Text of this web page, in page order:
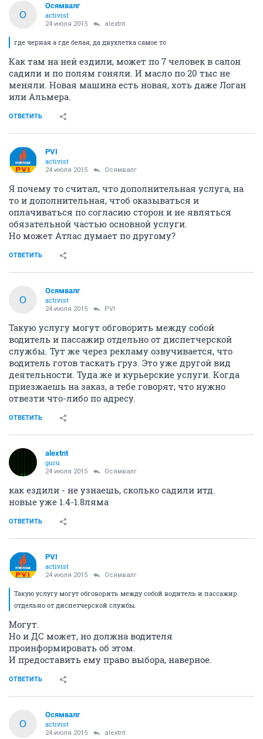
О
Осямвалг
activist
24 июля 2015 alextnt
где черная а где белая, да двухлетка самое то
Как там на ней ездили, может по 7 человек в салон
садили и по полям гоняли. И масло по 20 тыс не
меняли. Новая машина есть новая, хоть даже Логан
или Альмера.
ОТВЕТИТЬ
PVI
activist
24 июля 2015 Осямвалг
Я почему то считал, что дополнительная услуга, на
то и дополнительная, чтоб оказываться и
оплачиваться по согласию сторон и не являться
обязательной частью основной услуги.
Но может Атлас думает по другому?
ОТВЕТИТЬ
О
Осямвалг
activist
24 июля 2015 PVI
Такую услугу могут обговорить между собой
водитель и пассажир отдельно от диспетчерской
службы. Тут же через рекламу озвучивается, что
водитель готов таскать груз. Это уже другой вид
деятельности. Туда же и курьерские услуги. Когда
приезжаешь на заказ, а тебе говорят, что нужно
отвезти что-либо по адресу.
ОТВЕТИТЬ
alextnt
guru
24 июля 2015 Осямвалг
как ездили - не узнаешь, сколько садили итд.
новые уже 1.4-1.8ляма
ОТВЕТИТЬ
PVI
activist
24 июля 2015 Осямвалг
Такую услугу могут обговорить между собой водитель и пассажир
отдельно от диспетчерской службы.
Могут.
Но и ДС может, но должна водителя
проинформировать об этом.
И предоставить ему право выбора, наверное.
ОТВЕТИТЬ
О
Осямвалг
activist
24 июля 2015 alextnt